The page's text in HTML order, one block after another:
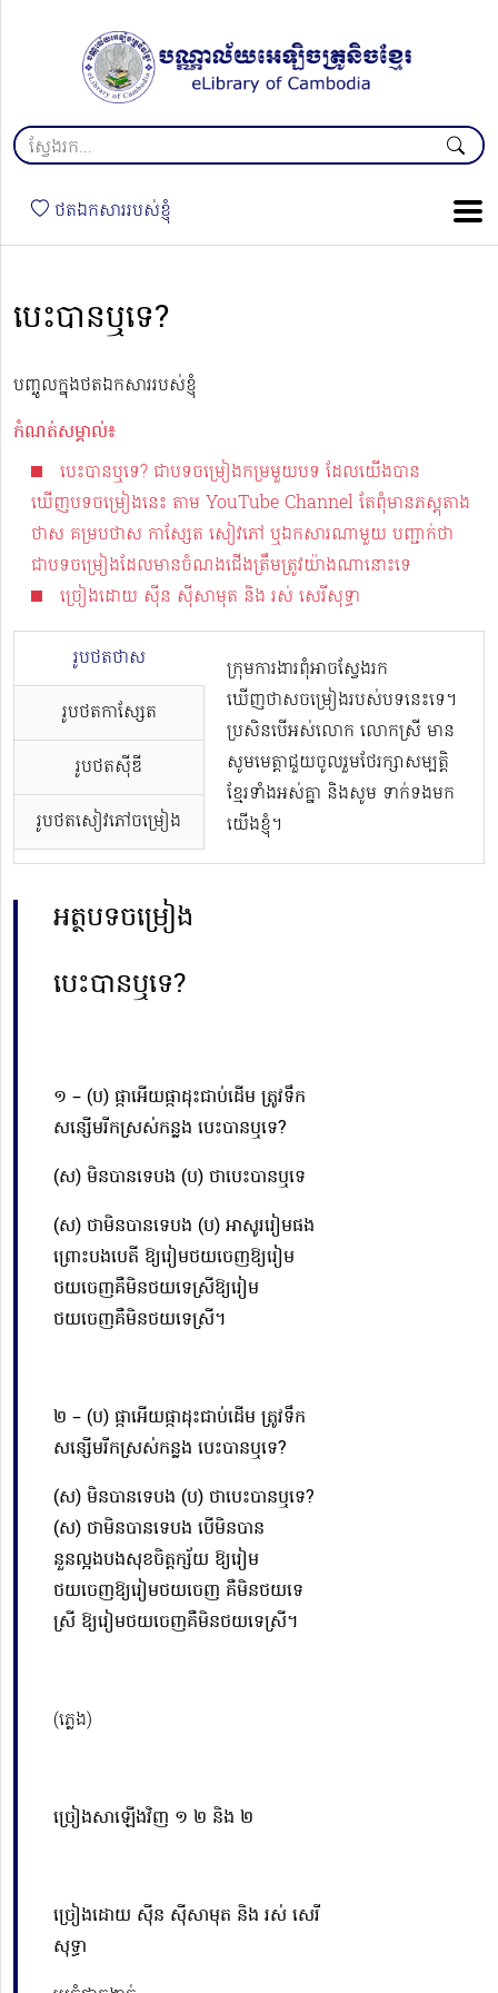
ថតឯកសាររបស់ខ្ញុំ
បេះបានឬទេ?
បញ្ចូលក្នុងថតឯកសាររបស់ខ្ញុំ
កំណត់សម្គាល់៖
បេះបានឬទេ? ជាបទចម្រៀងកម្រមួយបទ ដែលយើងបាន
ឃើញបទចម្រៀងនេះ តាម YouTube Channel​ តែពុំមានភស្តុតាង
ថាស គម្របថាស កាស្សែត សៀវភៅ ឬឯកសារណាមួយ បញ្ជាក់ថា
ជាបទចម្រៀងដែលមានចំណងជើងត្រឹមត្រូវយ៉ាងណានោះទេ
ច្រៀងដោយ ស៊ីន ស៊ីសាមុត និង រស់ សេរីសុទ្ធា
រូបថតថាស
រូបថតកាសែ្សត
រូបថតស៊ីឌី
រូបថតសៀវភៅចម្រៀង
ក្រុមការងារពុំអាចស្វែងរក
ឃើញថាសចម្រៀងរបស់បទនេះទេ។
ប្រសិនបើអស់លោក លោកស្រី មាន
សូមមេត្តាជួយចូលរួមថែរក្សាសម្បត្តិ
ខ្មែរទាំងអស់គ្នា និងសូម ទាក់ទងមក
យើងខ្ញុំ។
អត្ថបទចម្រៀង
បេះបានឬទេ?
១ – (ប) ផ្កាអើយផ្កាដុះជាប់ដើម ត្រូវទឹក
សន្សើមរីកស្រស់កន្លង បេះបានឬទេ?
(ស) មិនបានទេបង (ប) ថាបេះបានឬទេ
(ស) ថាមិនបានទេបង (ប) អាសូររៀមផង
ព្រោះបងបេតី ឱ្យរៀមថយចេញឱ្យរៀម
ថយចេញគឺមិនថយទេស្រីឱ្យរៀម
ថយចេញគឺមិនថយទេស្រី។
២ – (ប) ផ្កាអើយផ្កាដុះជាប់ដើម ត្រូវទឹក
សន្សើមរីកស្រស់កន្លង បេះបានឬទេ?
(ស) មិនបានទេបង (ប) ថាបេះបានឬទេ?
(ស) ថាមិនបានទេបង បើមិនបាន
នួនល្អងបងសុខចិត្តក្ស័យ ឱ្យរៀម
ថយចេញឱ្យរៀមថយចេញ គឺមិនថយទេ
ស្រី ឱ្យរៀមថយចេញគឺមិនថយទេស្រី។
(ភ្លេង)
ច្រៀងសាឡើងវិញ ១ ២ និង ២
ច្រៀងដោយ ស៊ីន ស៊ីសាមុត និង រស់ សេរី
សុទ្ធា